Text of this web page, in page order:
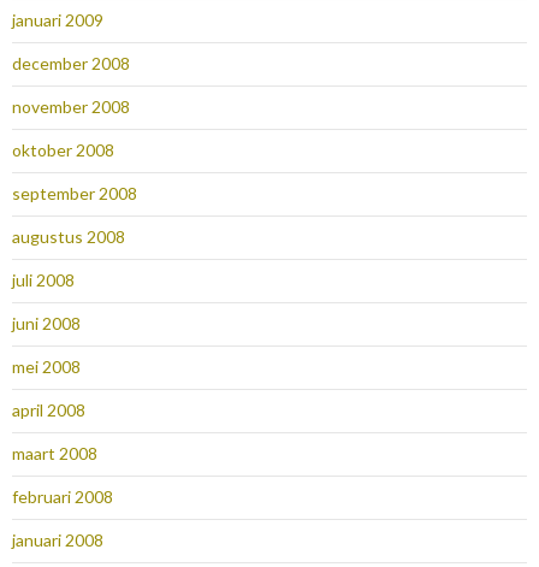
januari 2009
december 2008
november 2008
oktober 2008
september 2008
augustus 2008
juli 2008
juni 2008
mei 2008
april 2008
maart 2008
februari 2008
januari 2008